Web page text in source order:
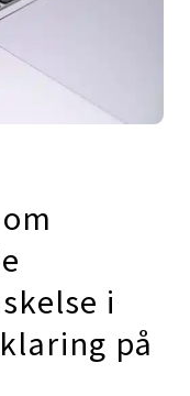
i
på